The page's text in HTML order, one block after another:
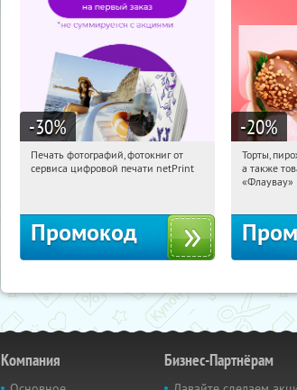
-30%
10:11:57 Получили:
Печать фотографий, фотокниг от
сервиса цифровой печати netPrint
Промокод
-20%
Россия
Торты,
а также
«Флаувау»
Компания Бизнес-Партнёрам